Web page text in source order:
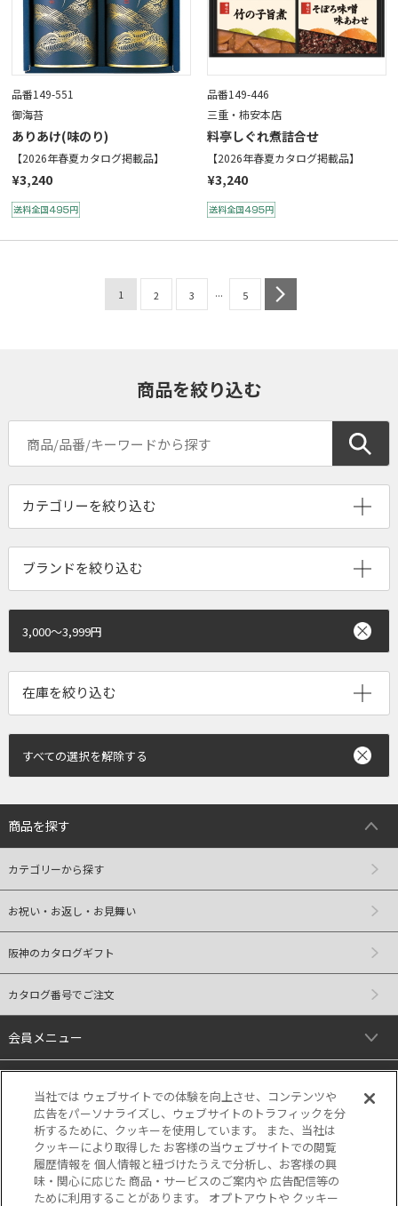
品番149-551
御海苔
ありあけ(味のり)
【2026年春夏カタログ掲載品】
¥3,240
品番149-446
三重・柿安本店
料亭しぐれ煮詰合せ
【2026年春夏カタログ掲載品】
¥3,240
1 2 3 ... 5
商品を絞り込む
ブランドを絞り込む
3,000～3,999円
すべての選択を解除する
商品を探す
カテゴリーから探す
お祝い・お返し・お見舞い
阪神のカタログギフト
カタログ番号でご注文
会員メニュー
リンク
当社では ウェブサイトでの体験を向上させ、コンテンツや
広告をパーソナライズし、ウェブサイトのトラフィックを分
析するために、クッキーを使用しています。 また、当社は
クッキーにより取得した お客様の当ウェブサイトでの閲覧
履歴情報を 個人情報と紐づけたうえで分析し、お客様の興
味・関心に応じた 商品・サービスのご案内や 広告配信等の
ために利用することがあります。 オプトアウトや クッキー